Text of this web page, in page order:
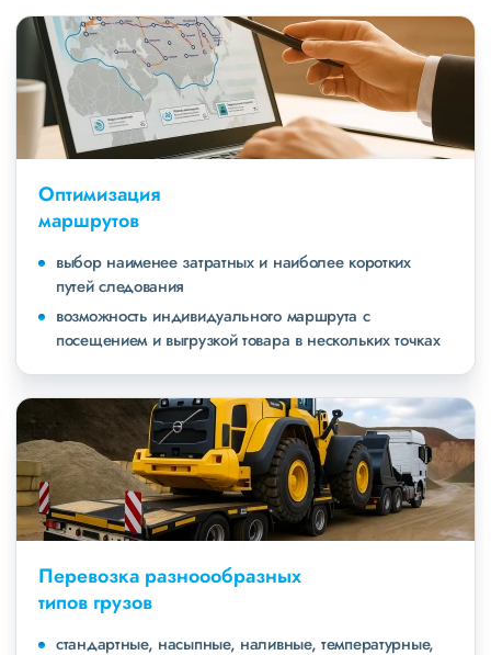
Оптимизация
маршрутов
выбор наименее затратных и наиболее коротких
путей следования
возможность индивидуального маршрута с
посещением и выгрузкой товара в нескольких точках
Перевозка разноообразных
типов грузов
стандартные, насыпные, наливные, температурные,